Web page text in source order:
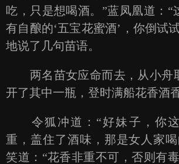
吃，只是想喝酒。”蓝凤凰道：“
有自酿的‘五宝花蜜酒’，你倒试
地说了几句苗语。
两名苗女应命而去，从小舟
开了其中一瓶，登时满船花香酒香
令狐冲道：“好妹子，你这
重，盖住了酒味，那是女人家
笑道：“花香非重不可，否则有